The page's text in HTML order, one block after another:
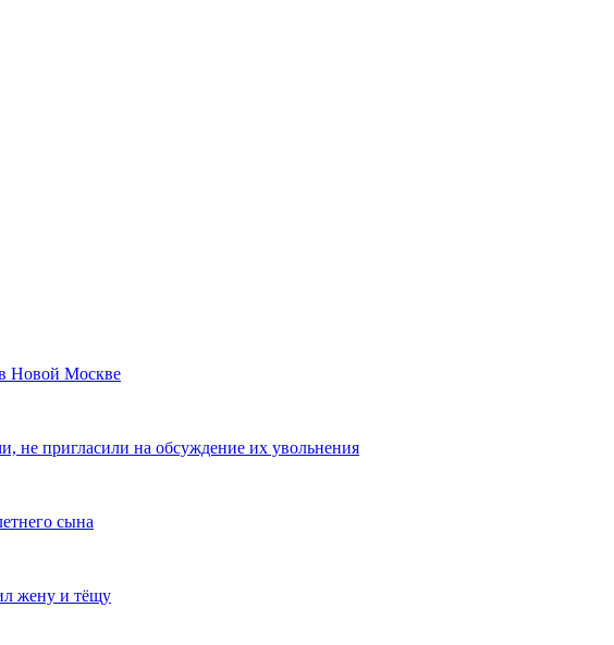
в Новой Москве
не пригласили на обсуждение их увольнения
сына
жену и тёщу